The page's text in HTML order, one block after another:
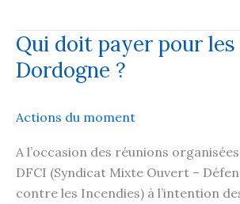
pétition
créée
de
nos
adhérents
Qui doit payer pour les
Dordogne ?
Actions du moment
A l’occasion des réunions
DFCI (Syndicat Mixte Ouvert –
contre les Incendies) à l’intention